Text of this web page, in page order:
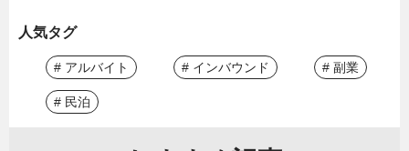
人気タグ
# アルバイト # インバウンド # 副業
# 民泊